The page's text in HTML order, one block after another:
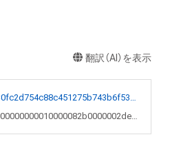
翻訳（AI）を表示
0x0000000000010000082b0000002de64b